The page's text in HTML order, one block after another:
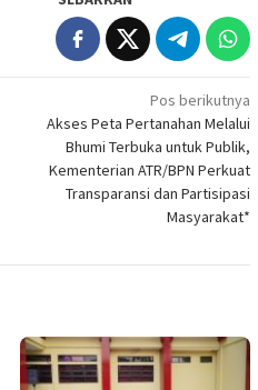
Pos berikutnya
Akses Peta Pertanahan Melalui
Bhumi Terbuka untuk Publik,
Kementerian ATR/BPN Perkuat
Transparansi dan Partisipasi
Masyarakat*